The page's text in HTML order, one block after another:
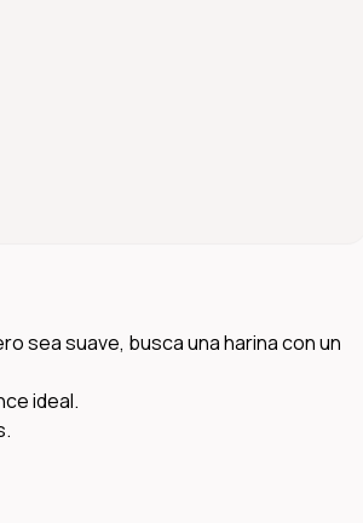
sea suave, busca una harina con un
ideal.